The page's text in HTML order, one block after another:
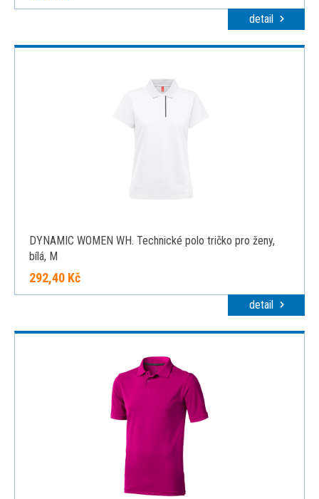
detail
DYNAMIC WOMEN WH. Technické polo tričko pro ženy,
bílá, M
292,40 Kč
detail